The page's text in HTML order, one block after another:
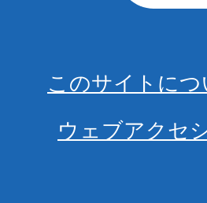
このサイトにつ
ウェブアクセ